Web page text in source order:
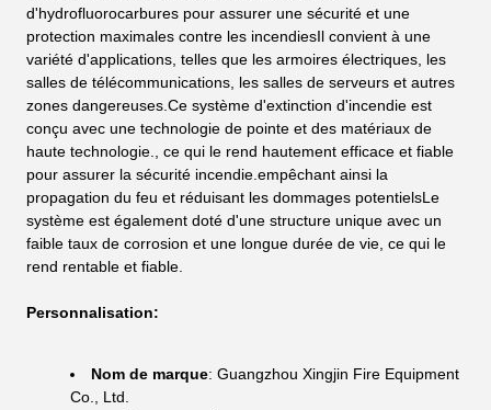
d'hydrofluorocarbures pour assurer une sécurité et une
protection maximales contre les incendiesIl convient à une
variété d'applications, telles que les armoires électriques, les
salles de télécommunications, les salles de serveurs et autres
zones dangereuses.Ce système d'extinction d'incendie est
conçu avec une technologie de pointe et des matériaux de
haute technologie., ce qui le rend hautement efficace et fiable
pour assurer la sécurité incendie.empêchant ainsi la
propagation du feu et réduisant les dommages potentielsLe
système est également doté d'une structure unique avec un
faible taux de corrosion et une longue durée de vie, ce qui le
rend rentable et fiable.
Personnalisation:
Nom de marque: Guangzhou Xingjin Fire Equipment
Co., Ltd.